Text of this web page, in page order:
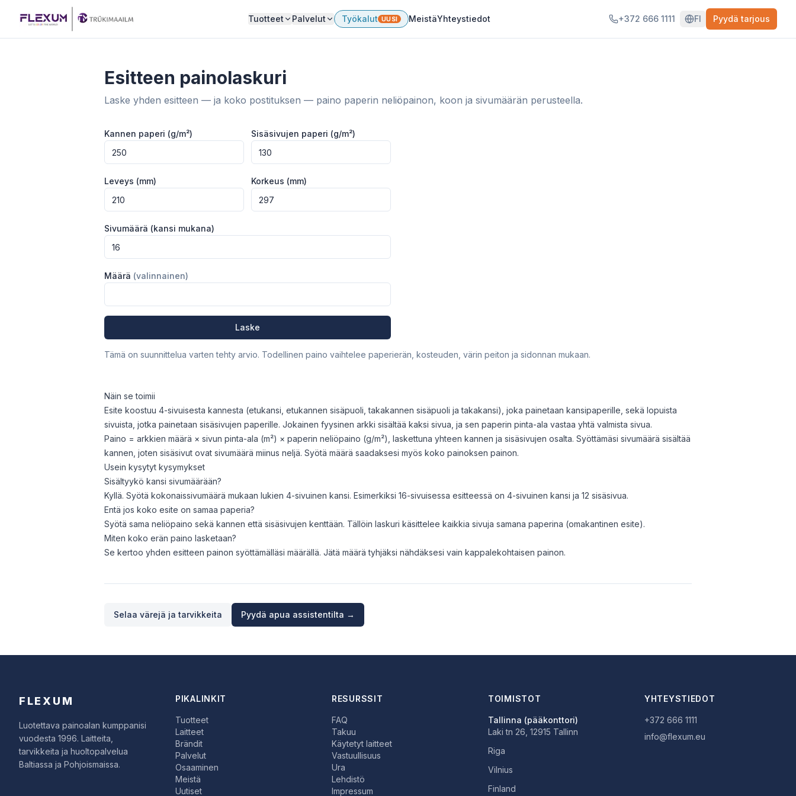
Tuotteet Palvelut Työkalut UUSI MeistäYhteystiedot +372 666 1111 FI Pyydä tarjous
Esitteen painolaskuri
Laske yhden esitteen — ja koko postituksen — paino paperin neliöpainon, koon ja sivumäärän perusteella.
Kannen paperi (g/m²) Sisäsivujen paperi (g/m²)
Leveys (mm) Korkeus (mm)
Sivumäärä (kansi mukana)
Määrä (valinnainen)
Laske
Tämä on suunnittelua varten tehty arvio. Todellinen paino vaihtelee paperierän, kosteuden, värin peiton ja sidonnan mukaan.
Näin se toimii
Esite koostuu 4-sivuisesta kannesta (etukansi, etukannen sisäpuoli, takakannen sisäpuoli ja takakansi), joka painetaan kansipaperille, sekä lopuista
sivuista, jotka painetaan sisäsivujen paperille. Jokainen fyysinen arkki sisältää kaksi sivua, ja sen paperin pinta-ala vastaa yhtä valmista sivua.
Paino = arkkien määrä × sivun pinta-ala (m²) × paperin neliöpaino (g/m²), laskettuna yhteen kannen ja sisäsivujen osalta. Syöttämäsi sivumäärä sisältää
kannen, joten sisäsivut ovat sivumäärä miinus neljä. Syötä määrä saadaksesi myös koko painoksen painon.
Usein kysytyt kysymykset
Sisältyykö kansi sivumäärään?
Kyllä. Syötä kokonaissivumäärä mukaan lukien 4-sivuinen kansi. Esimerkiksi 16-sivuisessa esitteessä on 4-sivuinen kansi ja 12 sisäsivua.
Entä jos koko esite on samaa paperia?
Syötä sama neliöpaino sekä kannen että sisäsivujen kenttään. Tällöin laskuri käsittelee kaikkia sivuja samana paperina (omakantinen esite).
Miten koko erän paino lasketaan?
Se kertoo yhden esitteen painon syöttämälläsi määrällä. Jätä määrä tyhjäksi nähdäksesi vain kappalekohtaisen painon.
Selaa värejä ja tarvikkeita Pyydä apua assistentilta →
FLEXUM
Luotettava painoalan kumppanisi
vuodesta 1996. Laitteita,
tarvikkeita ja huoltopalvelua
Baltiassa ja Pohjoismaissa.
PIKALINKIT
Tuotteet
Laitteet
Brändit
Palvelut
Osaaminen
Meistä
Uutiset
RESURSSIT
FAQ
Takuu
Käytetyt laitteet
Vastuullisuus
Ura
Lehdistö
Impressum
TOIMISTOT
Tallinna (pääkonttori)
Laki tn 26, 12915 Tallinn
Riga
Vilnius
Finland
YHTEYSTIEDOT
+372 666 1111
info@flexum.eu